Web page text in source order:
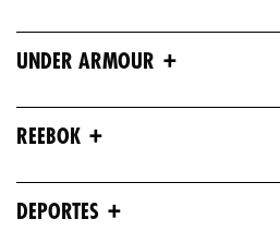
UNDER ARMOUR +
REEBOK +
DEPORTES +